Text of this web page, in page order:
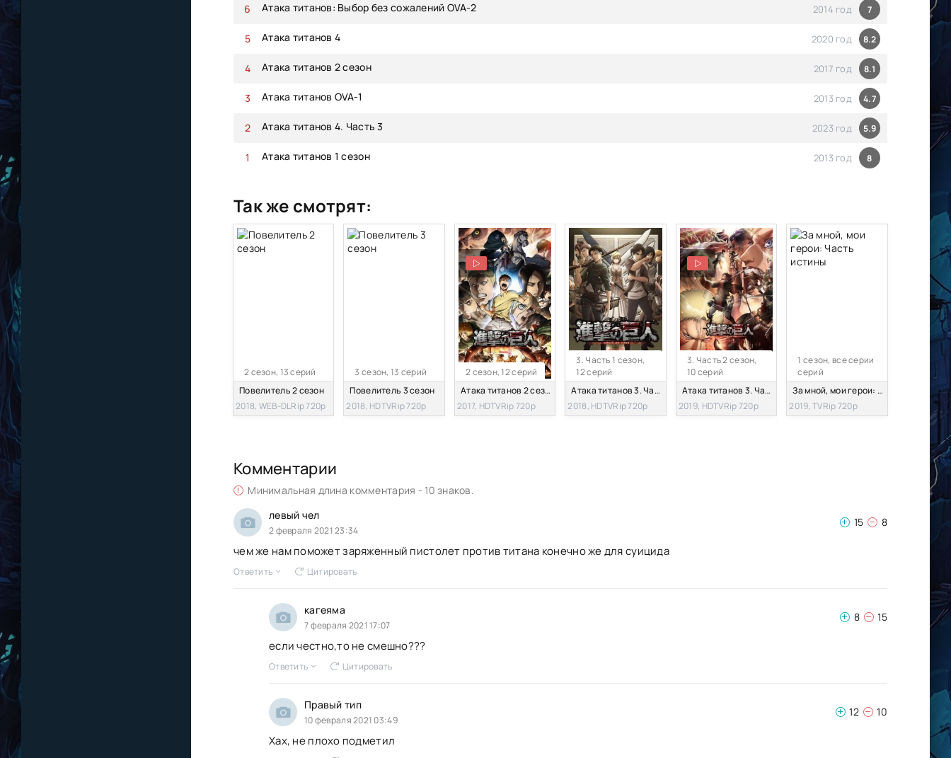
Атака титанов 1 сезон 2013 год 8
Атака титанов 4. Часть 3 2023 год 5.9
Атака титанов OVA-1 2013 год 4.7
Атака титанов 2 сезон 2017 год 8.1
Атака титанов 4 2020 год 8.2
Атака титанов: Выбор без сожалений OVA-2 2014 год 7
Так же смотрят:
2 сезон, 13 серий
Повелитель 2 сезон
2018, WEB-DLRip 720p
3 сезон, 13 серий
Повелитель 3 сезон
2018, HDTVRip 720p
2 сезон, 12 серий
Атака титанов 2 сезон
2017, HDTVRip 720p
3. Часть 1 сезон,
12 серий
Атака титанов 3. Часть 1
2018, HDTVRip 720p
3. Часть 2 сезон,
10 серий
Атака титанов 3. Часть 2
2019, HDTVRip 720p
1 сезон, все серии
серий
За мной, мои герои: Часть истины
2019, TVRip 720p
Комментарии
Минимальная длина комментария - 10 знаков.
левый чел
2 февраля 2021 23:34
15 8
чем же нам поможет заряженный пистолет против титана конечно же для суицида
Ответить Цитировать
кагеяма
7 февраля 2021 17:07
8 15
если честно,то не смешно???
Ответить Цитировать
Правый тип
10 февраля 2021 03:49
12 10
Хах, не плохо подметил